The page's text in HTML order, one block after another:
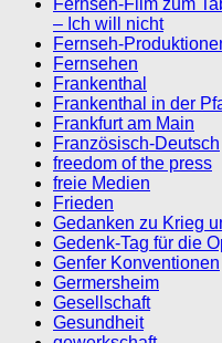
– Ich will nicht
Fernseh-
Fernsehen
Frankenthal
Frankenthal in der
Frankfurt am Main
Französisch-Deutsch
freedom of the press
freie Medien
Frieden
Gedanken zu Krieg
Gedenk-Tag für die
Genfer Konventionen
Germersheim
Gesellschaft
Gesundheit